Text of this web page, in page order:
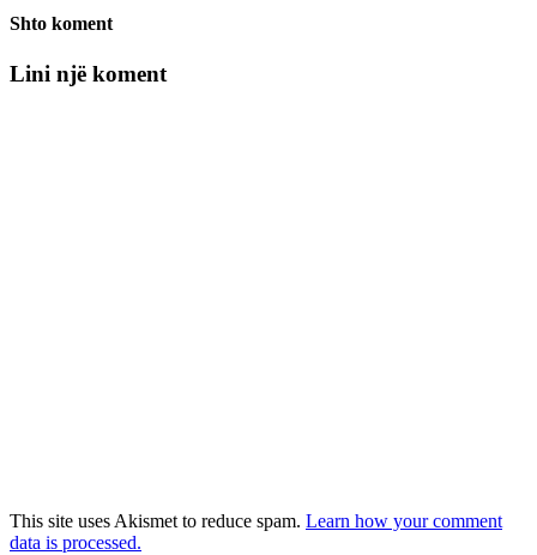
Shto koment
Lini një koment
This site uses Akismet to reduce spam. Learn how your comment
data is processed.